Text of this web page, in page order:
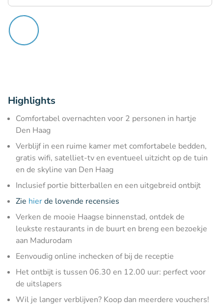
Highlights
Comfortabel overnachten voor 2 personen in hartje
Den Haag
Verblijf in een ruime kamer met comfortabele bedden,
gratis wifi, satelliet-tv en eventueel uitzicht op de tuin
en de skyline van Den Haag
Inclusief portie bitterballen en een uitgebreid ontbijt
Zie hierde lovende recensies
Verken de mooie Haagse binnenstad, ontdek de
leukste restaurants in de buurt en breng een bezoekje
aan Madurodam
Eenvoudig online inchecken of bij de receptie
Het ontbijt is tussen 06.30 en 12.00 uur: perfect voor
de uitslapers
Wil je langer verblijven? Koop dan meerdere vouchers!